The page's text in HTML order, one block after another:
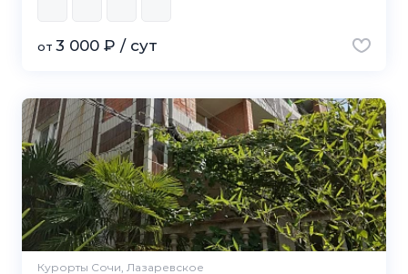
от 3 000 ₽ / сут
Курорты Сочи, Лазаревское